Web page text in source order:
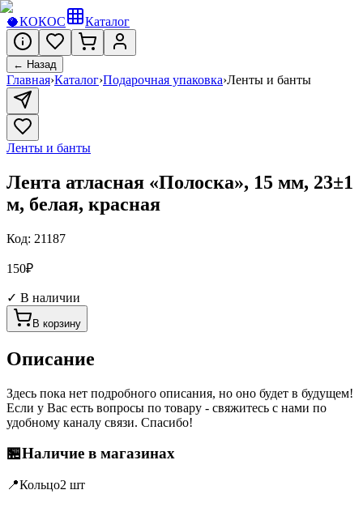
🥥КОКОС Каталог
← Назад
Главная›Каталог›Подарочная упаковка›Ленты и банты
Ленты и банты
Лента атласная «Полоска», 15 мм, 23±1
м, белая, красная
Код: 21187
150₽
✓ В наличии
В корзину
Описание
Здесь пока нет подробного описания, но оно будет в будущем!
Если у Вас есть вопросы по товару - свяжитесь с нами по
удобному каналу связи. Спасибо!
🏪Наличие в магазинах
📍Кольцо2 шт